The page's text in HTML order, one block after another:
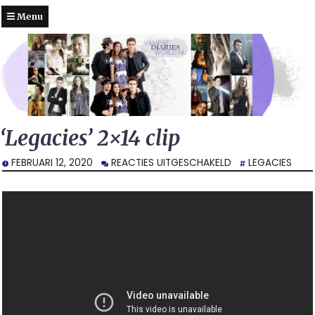
Menu
‘Legacies’ 2×14 clip
FEBRUARI 12, 2020 REACTIES UITGESCHAKELD VOOR
‘LEGACIES’
2×14
LEGACIES